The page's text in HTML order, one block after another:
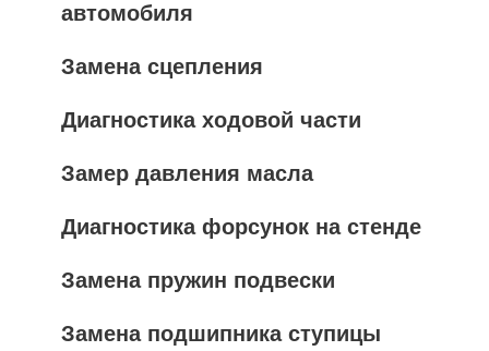
автомобиля
Замена сцепления
Диагностика ходовой части
Замер давления масла
Диагностика форсунок на стенде
Замена пружин подвески
Замена подшипника ступицы